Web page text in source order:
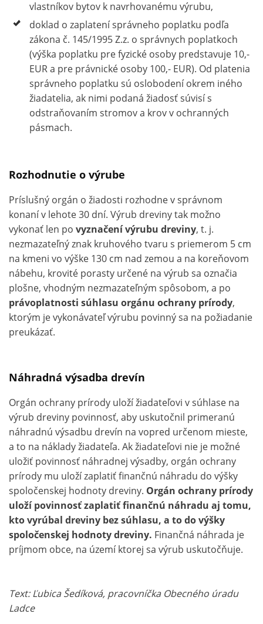
vlastníkov bytov k navrhovanému výrubu,
doklad o zaplatení správneho poplatku podľa
zákona č. 145/1995 Z.z. o správnych poplatkoch
(výška poplatku pre fyzické osoby predstavuje 10,-
EUR a pre právnické osoby 100,- EUR). Od platenia
správneho poplatku sú oslobodení okrem iného
žiadatelia, ak nimi podaná žiadosť súvisí s
odstraňovaním stromov a krov v ochranných
pásmach.
Rozhodnutie o výrube
Príslušný orgán o žiadosti rozhodne v správnom
konaní v lehote 30 dní. Výrub dreviny tak možno
vykonať len po vyznačení výrubu dreviny, t. j.
nezmazateľný znak kruhového tvaru s priemerom 5 cm
na kmeni vo výške 130 cm nad zemou a na koreňovom
nábehu, krovité porasty určené na výrub sa označia
plošne, vhodným nezmazateľným spôsobom, a po
právoplatnosti súhlasu orgánu ochrany prírody,
ktorým je vykonávateľ výrubu povinný sa na požiadanie
preukázať.
Náhradná výsadba drevín
Orgán ochrany prírody uloží žiadateľovi v súhlase na
výrub dreviny povinnosť, aby uskutočnil primeranú
náhradnú výsadbu drevín na vopred určenom mieste,
a to na náklady žiadateľa. Ak žiadateľovi nie je možné
uložiť povinnosť náhradnej výsadby, orgán ochrany
prírody mu uloží zaplatiť finančnú náhradu do výšky
spoločenskej hodnoty dreviny. Orgán ochrany prírody
uloží povinnosť zaplatiť finančnú náhradu aj tomu,
kto vyrúbal dreviny bez súhlasu, a to do výšky
spoločenskej hodnoty dreviny. Finančná náhrada je
príjmom obce, na území ktorej sa výrub uskutočňuje.
Text: Ľubica Šedíková, pracovníčka Obecného úradu
Ladce